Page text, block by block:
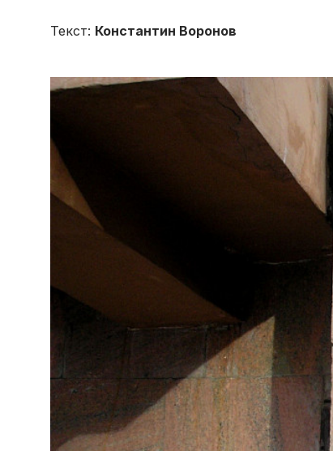
Текст: Константин Воронов